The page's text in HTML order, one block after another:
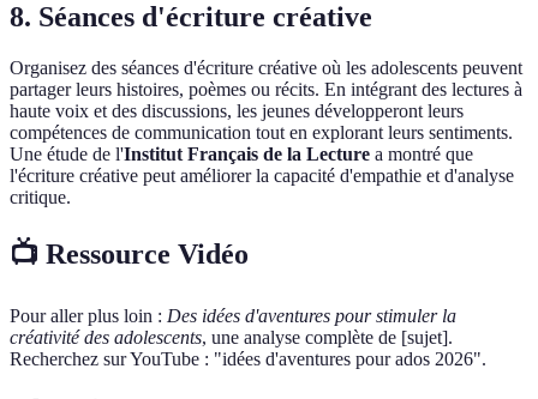
8. Séances d'écriture créative
Organisez des séances d'écriture créative où les adolescents peuvent
partager leurs histoires, poèmes ou récits. En intégrant des lectures à
haute voix et des discussions, les jeunes développeront leurs
compétences de communication tout en explorant leurs sentiments.
Une étude de l'Institut Français de la Lecture a montré que
l'écriture créative peut améliorer la capacité d'empathie et d'analyse
critique.
📺 Ressource Vidéo
Pour aller plus loin : Des idées d'aventures pour stimuler la
créativité des adolescents, une analyse complète de [sujet].
Recherchez sur YouTube : "idées d'aventures pour ados 2026".